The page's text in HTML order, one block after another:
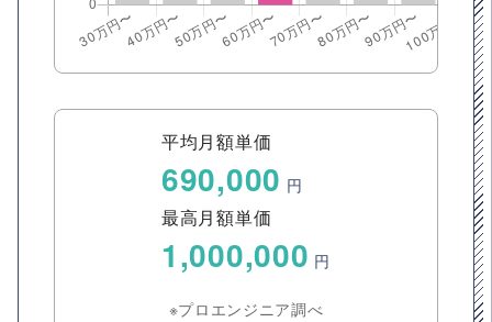
平均月額単価
690,000 円
最高月額単価
1,000,000 円
※プロエンジニア調べ